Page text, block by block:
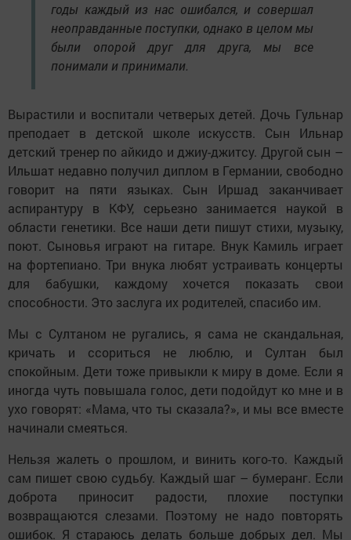
годы каждый из нас ошибался, и совершал
неоправданные поступки, однако в целом мы
были опорой друг для друга, мы все
понимали и принимали.
Вырастили и воспитали четверых детей. Дочь Гульнар
преподает в детской школе искусств. Сын Ильнар
детский тренер по айкидо и джиу-джитсу. Другой сын –
Ильшат недавно получил диплом в Германии, свободно
говорит на пяти языках. Сын Иршад заканчивает
аспирантуру в КФУ, серьезно занимается наукой в
области генетики. Все наши дети пишут стихи, музыку,
поют. Сыновья играют на гитаре. Внук Камиль играет
на фортепиано. Три внука любят устраивать концерты
для бабушки, каждому хочется показать свои
способности. Это заслуга их родителей, спасибо им.
Мы с Султаном не ругались, я сама не скандальная,
кричать и ссориться не люблю, и Султан был
спокойным. Дети тоже привыкли к миру в доме. Если я
иногда чуть повышала голос, дети подойдут ко мне и в
ухо говорят: «Мама, что ты сказала?», и мы все вместе
начинали смеяться.
Нельзя жалеть о прошлом, и винить кого-то. Каждый
сам пишет свою судьбу. Каждый шаг – бумеранг. Если
доброта приносит радости, плохие поступки
возвращаются слезами. Поэтому не надо повторять
ошибок. Я стараюсь делать больше добрых дел. Мы